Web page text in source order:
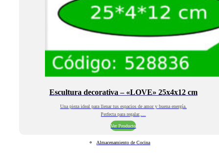
Escultura decorativa – «LOVE» 25x4x12 cm
Una pieza ideal para llenar tus espacios de amor y buena energía.
Perfecta para regalar,…
Ver Producto
Almacenamiento de Cocina